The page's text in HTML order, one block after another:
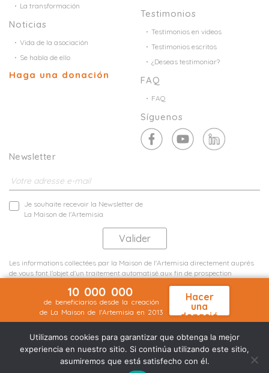
La transformación
Noticias
Vida de la asociación
Se habla de ello
Haga una donación
Testimonios
Testimonios en videos
Testimonios escritos
¿Deseas testimoniar?
FAQ
FAQ
Síguenos
Newsletter
Je souhaite recevoir la Newsletter de
La Maison de l'Artemisia
Les informations collectées par la Maison de l'Artemisia directement auprès
de vous font l'objet d'un traitement automatisé aux fin de prospection
10 000 000
de beneficiarios desde la creación
de La Maison de l'Artemisia en 2013
Hacer
una
donació
n
Utilizamos cookies para garantizar que obtenga la mejor
experiencia en nuestro sitio. Si continúa utilizando este sitio,
asumiremos que está satisfecho con él.